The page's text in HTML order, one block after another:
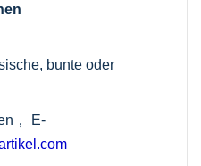
bunte oder
， E-